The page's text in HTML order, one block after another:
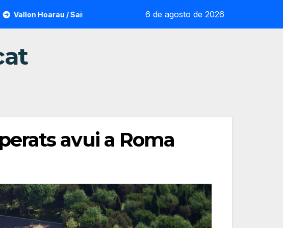
Hoarau / Saintot: la sorpresa reoliana que desafia la cap de sèrie 1
6 de agosto de 2026
avui a Roma